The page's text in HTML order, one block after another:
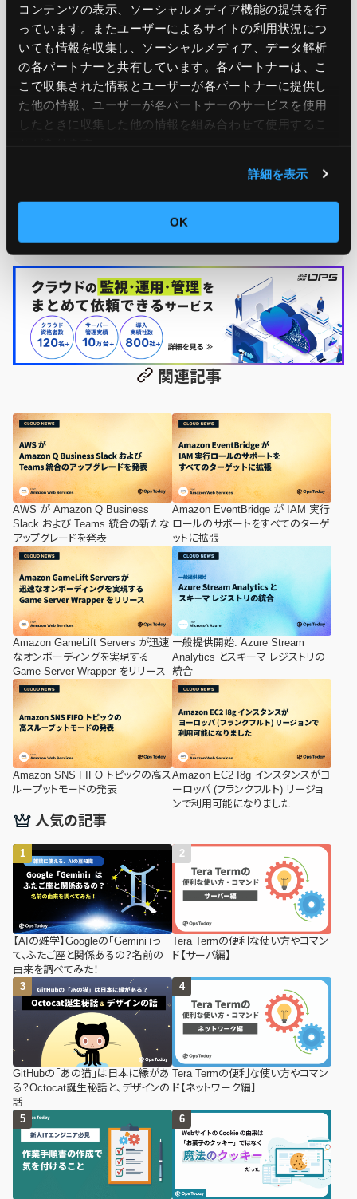
コンテンツの表示、ソーシャルメディア機能の提供を行
っています。またユーザーによるサイトの利用状況につ
いても情報を収集し、ソーシャルメディア、データ解析
の各パートナーと共有しています。各パートナーは、こ
こで収集された情報とユーザーが各パートナーに提供し
た他の情報、ユーザーが各パートナーのサービスを使用
したときに収集した他の情報を組み合わせて使用​​するこ
詳細を表示
OK
もっと読む
24時間365日のシステム運用監視サービス「JIG-SAW OPS」
ーバー運用監視実績50,000台の実績をもとに、システム運用
関連記事
AWS が Amazon Q Business
Slack および Teams 統合の新たな
アップグレードを発表
Amazon EventBridge が IAM 実行
ロールのサポートをすべてのターゲ
ットに拡張
Amazon GameLift Servers が迅速
なオンボーディングを実現する
Game Server Wrapper をリリース
一般提供開始: Azure Stream
Analytics とスキーマ レジストリの
統合
Amazon SNS FIFO トピックの高ス
ループットモードの発表
Amazon EC2 I8g インスタンスがヨ
ーロッパ (フランクフルト) リージョ
ンで利用可能になりました
人気の記事
【AIの雑学】Googleの「Gemini」っ
て、ふたご座と関係あるの？名前の
由来を調べてみた！
Tera Termの便利な使い方やコマン
ド【サーバ編】
GitHubの「あの猫」は日本に縁があ
る？Octocat誕生秘話と、デザインの
話
Tera Termの便利な使い方やコマン
ド【ネットワーク編】